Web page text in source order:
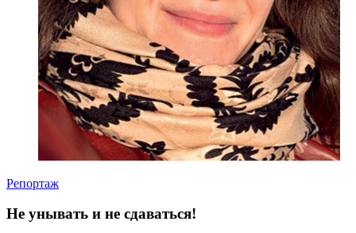
Репортаж
Не унывать и не сдаваться!